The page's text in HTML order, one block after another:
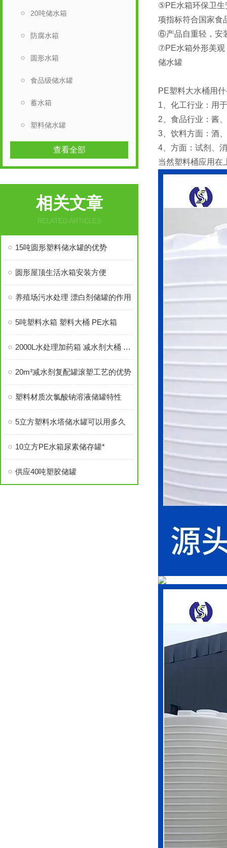
20吨储水箱
防腐水箱
圆形水箱
食品级储水罐
蓄水箱
塑料储水罐
查看全部
相关文章
RELATED ARTICLES
15吨圆形塑料储水罐的优势
圆形屋顶生活水箱安装方便
养殖场污水处理 漂白剂储罐的作用
5吨塑料水箱 塑料大桶 PE水箱
2000L水处理加药箱 减水剂大桶 防腐 现货 颜色可定制
20m³减水剂复配罐滚塑工艺的优势
塑料材质次氯酸钠溶液储罐特性
5立方塑料水塔储水罐可以用多久
10立方PE水箱尿素储存罐*
供应40吨塑胶储罐
⑤PE水箱环保卫生
项指标符合国家食
⑥产品自重轻，安
⑦PE水箱外形美观
储水罐
PE塑料大水桶用
1、化工行业：用
2、食品行业：
3、饮料方面：酒
4、方面：试剂、
当然塑料桶应用在